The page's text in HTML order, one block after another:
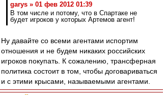
garys » 01 фев 2012 01:39
В том числе и потому, что в Спартаке не
будет игроков у которых Артемов агент!
Ну давайте со всеми агентами испортим
отношения и не будем никаких российских
игроков покупать. К сожалению, трансферная
политика состоит в том, чтобы договариваться
и с этими крысами, называемыми агентами.